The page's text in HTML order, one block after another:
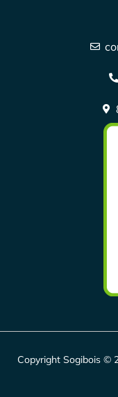
Copyright Sogibois ©